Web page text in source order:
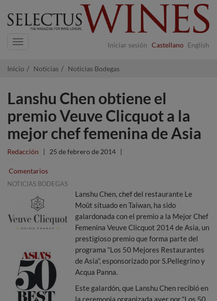
Iniciar sesión Castellano English
Navigation
Inicio Noticias Noticias Bodegas
Lanshu Chen obtiene el
premio Veuve Clicquot a la
mejor chef femenina de Asia
Redacción | 25 de febrero de 2014 |
Comentarios
NOTICIAS BODEGAS
Lanshu Chen, chef del restaurante Le
Moût situado en Taiwan, ha sido
galardonada con el premio a la Mejor Chef
Femenina Veuve Clicquot 2014 de Asia, un
prestigioso premio que forma parte del
programa “Los 50 Mejores Restaurantes
de Asia”, esponsorizado por S.Pellegrino y
Acqua Panna.
Este galardón, que Lanshu Chen recibió en
la ceremonia organizada ayer por “Los 50